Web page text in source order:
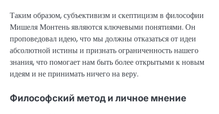
Таким образом, субъективизм и скептицизм в философии
Мишеля Монтень являются ключевыми понятиями. Он
проповедовал идею, что мы должны отказаться от идеи
абсолютной истины и признать ограниченность нашего
знания, что помогает нам быть более открытыми к новым
идеям и не принимать ничего на веру.
Философский метод и личное мнение